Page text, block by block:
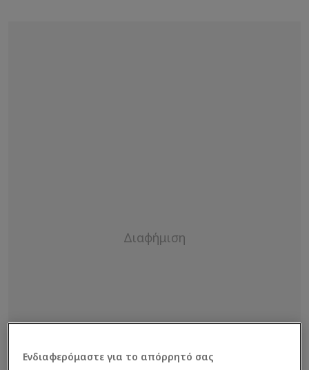
Ενδιαφερόμαστε για το απόρρητό σας